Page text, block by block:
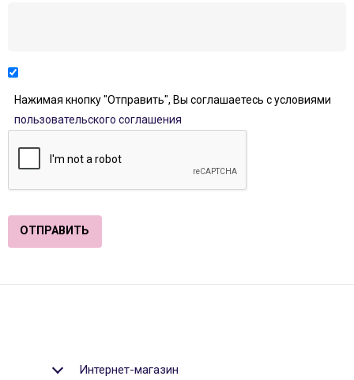
Нажимая кнопку "Отправить", Вы соглашаетесь с условиями
пользовательского соглашения
Интернет-магазин